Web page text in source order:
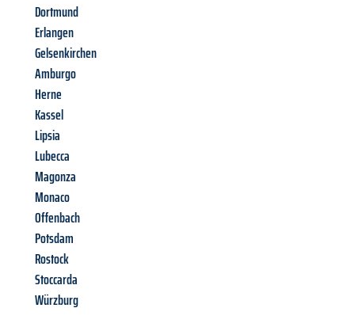
Dortmund
Erlangen
Gelsenkirchen
Amburgo
Herne
Kassel
Lipsia
Lubecca
Magonza
Monaco
Offenbach
Potsdam
Rostock
Stoccarda
Würzburg